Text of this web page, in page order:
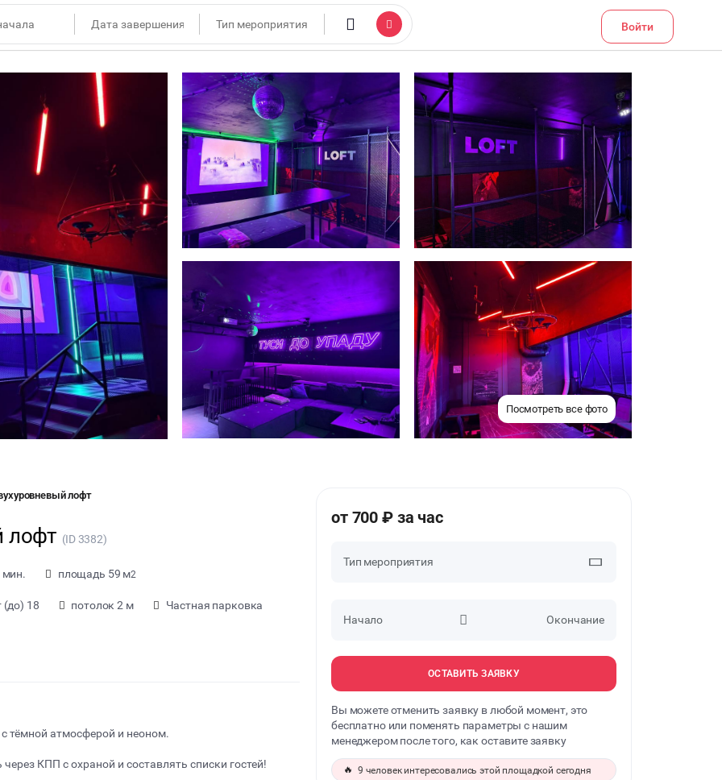
Войти
Посмотреть все фото
лофт
лофт (ID 3382)
мин. площадь 59 м2
(до) 18 потолок 2 м Частная парковка
тёмной атмосферой и неоном.
КПП с охраной и составлять списки гостей!
от 700 ₽ за час
Тип мероприятия
ДЕНЬ РОЖДЕНИЯ
ДЕВИЧНИК
ДЕТСКИЕ ПРАЗДНИКИ
Начало Окончание
ОСТАВИТЬ ЗАЯВКУ
Вы можете отменить заявку в любой момент, это
бесплатно или поменять параметры с нашим
менеджером после того, как оставите заявку
🔥 9 человек интересовались этой площадкой сегодня